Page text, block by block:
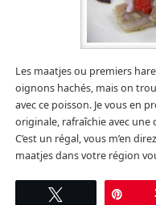
Les maatjes ou premiers
oignons hachés, mais on
avec ce poisson. Je vous en
originale, rafraîchie avec
C’est un régal, vous m’en
maatjes dans votre région
Tweetez